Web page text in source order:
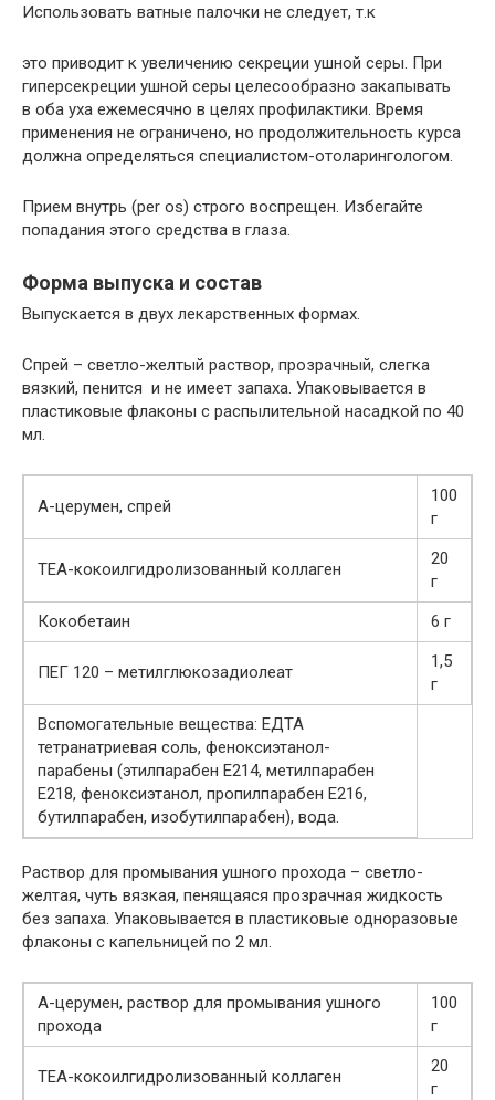
Использовать ватные палочки не следует, т.к
это приводит к увеличению секреции ушной серы. При
гиперсекреции ушной серы целесообразно закапывать
в оба уха ежемесячно в целях профилактики. Время
применения не ограничено, но продолжительность курса
должна определяться специалистом-отоларингологом.
Прием внутрь (per os) строго воспрещен. Избегайте
попадания этого средства в глаза.
Форма выпуска и состав
Выпускается в двух лекарственных формах.
Спрей – светло-желтый раствор, прозрачный, слегка
вязкий, пенится и не имеет запаха. Упаковывается в
пластиковые флаконы с распылительной насадкой по 40
мл.
А-церумен, спрей
100
г
ТЕА-кокоилгидролизованный коллаген
20
г
Кокобетаин
6 г
ПЕГ 120 – метилглюкозадиолеат
1,5
г
Вспомогательные вещества: ЕДTA
тетранатриевая соль, феноксиэтанол-
парабены (этилпарабен Е214, метилпарабен
Е218, феноксиэтанол, пропилпарабен Е216,
бутилпарабен, изобутилпарабен), вода.
Раствор для промывания ушного прохода – светло-
желтая, чуть вязкая, пенящаяся прозрачная жидкость
без запаха. Упаковывается в пластиковые одноразовые
флаконы с капельницей по 2 мл.
А-церумен, раствор для промывания ушного
прохода
100
г
ТЕА-кокоилгидролизованный коллаген
20
г